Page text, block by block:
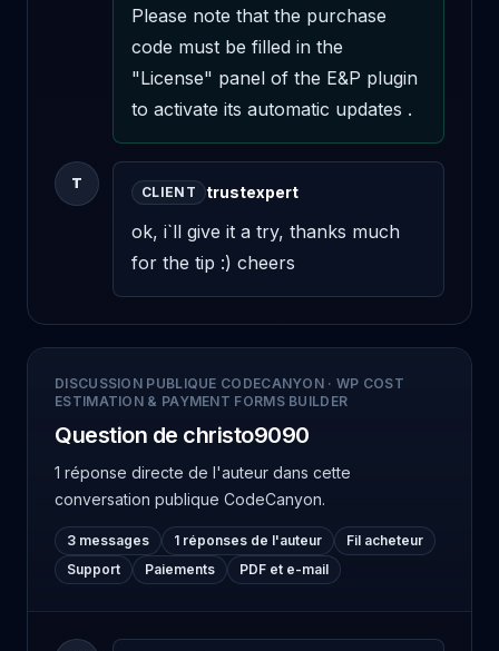
Please note that the purchase
code must be filled in the
"License" panel of the E&P plugin
to activate its automatic updates .
T
CLIENT trustexpert
ok, i`ll give it a try, thanks much
for the tip :) cheers
DISCUSSION PUBLIQUE CODECANYON · WP COST
ESTIMATION & PAYMENT FORMS BUILDER
Question de christo9090
1 réponse directe de l'auteur dans cette
conversation publique CodeCanyon.
3 messages 1 réponses de l'auteur
Fil acheteur
Support
Paiements PDF et e-mail